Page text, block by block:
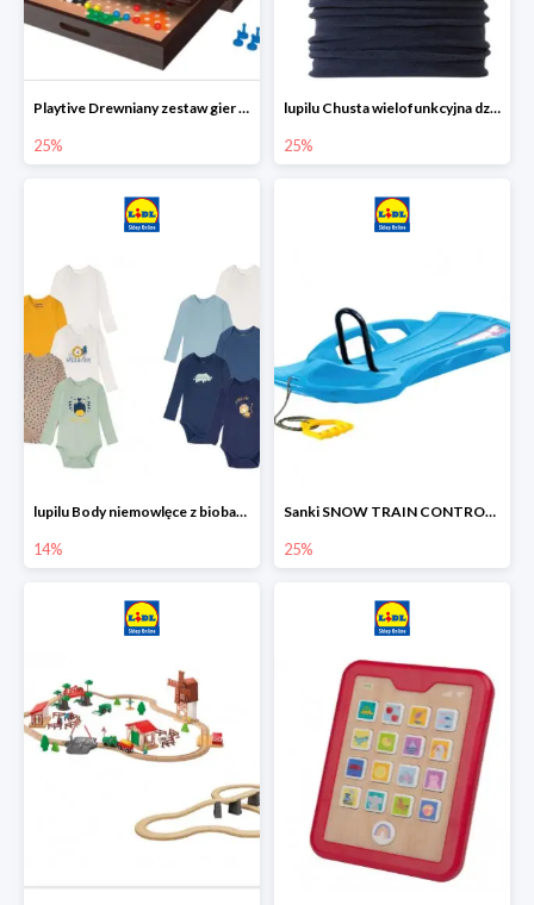
Playtive Drewniany zestaw gier 10 w 1
25%
lupilu Chusta wielofunkcyjna dziecięca
25%
lupilu Body niemowlęce z biobawełny
14%
Sanki SNOW TRAIN CONTROL -25%
25%